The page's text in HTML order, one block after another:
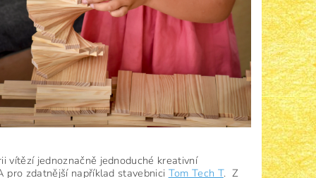
vítězí jednoznačně jednoduché kreativní
pro zdatnější například stavebnici Tom Tech T. Z